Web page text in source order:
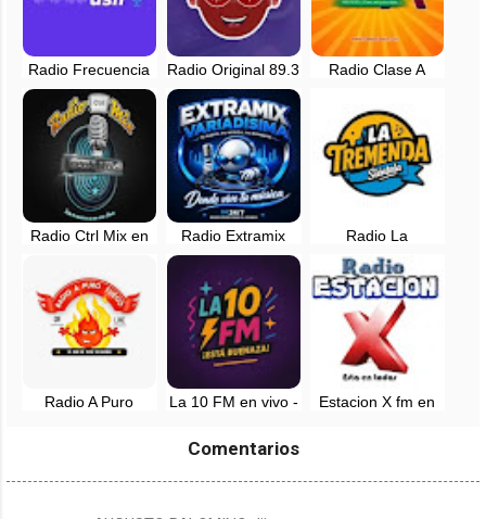
Radio Frecuencia
USIL en vivo -
Lima, Perú
Radio Original 89.3
FM en vivo - Asia,
Lima
Radio Clase A
Lima, Perú
Radio Ctrl Mix en
Radio Extramix
Variadisima en vivo
Radio La
Tremenda
¡Siéntela! en vivo -
Lima, Peru
Radio A Puro
La 10 FM en vivo -
Estacion X fm en
Comentarios